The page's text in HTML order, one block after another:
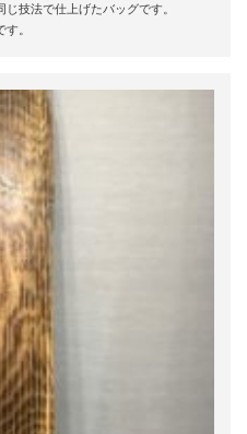
技法で仕上げたバッグです。
。